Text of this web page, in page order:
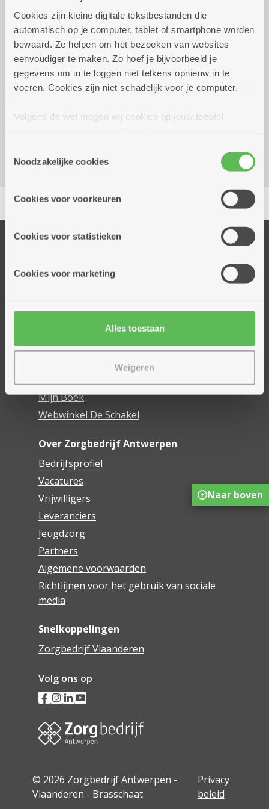
Cookies zijn kleine digitale tekstbestanden die
automatisch op je computer, tablet of smartphone worden
bewaard. Ze helpen om het bezoeken van websites
eenvoudiger te maken. Zo hoef je bijvoorbeeld je
gegevens om in te loggen niet telkens opnieuw in te
voeren. Cookies zijn niet schadelijk voor je computer.
Volgens de wet mogen wij cookies op jouw toestel
cookies hebben we jouw toestemming nodig. Sommige
cookies worden geplaatst door derde partijen die een
informatie over jouw (geanonimiseerd) gebruik van onze
partners kunnen deze gegevens combineren met andere
Noodzakelijke cookies
Cookies voor voorkeuren
Cookies voor statistieken
Cookies voor marketing
Alles toestaan
Weigeren
dinsdag 20 oktober 202612.00 uur tot 14.00 uur
Enkel tarief
Inschrijven noodzakelijk
Kombine Boelaer (dienstencentrum)
Lodewijk van Berckenlaan 361 G 01
Delen
Onze diensten
Dienstencentra
Woonzorgcentra
Financieel comfort
Mijn Zorgbedrijf
Mijn Boek
Webwinkel De Schakel
Over Zorgbedrijf Antwerpen
Bedrijfsprofiel
Vacatures
Vrijwilligers
Leveranciers
Jeugdzorg
Partners
Algemene voorwaarden
Richtlijnen voor het gebruik van sociale
media
Snelkoppelingen
Zorgbedrijf Vlaanderen
Volg ons op
© 2026 Zorgbedrijf Antwerpen -
Vlaanderen - Brasschaat
Privacy
beleid
Naar boven